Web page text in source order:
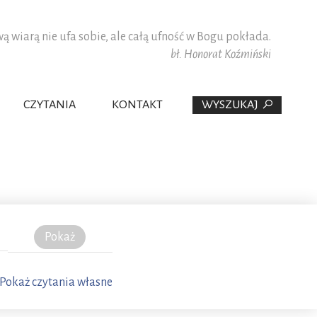
wiarą nie ufa sobie, ale całą ufność w Bogu pokłada.
bł. Honorat Koźmiński
CZYTANIA KONTAKT WYSZUKAJ
Pokaż
Pokaż czytania własne